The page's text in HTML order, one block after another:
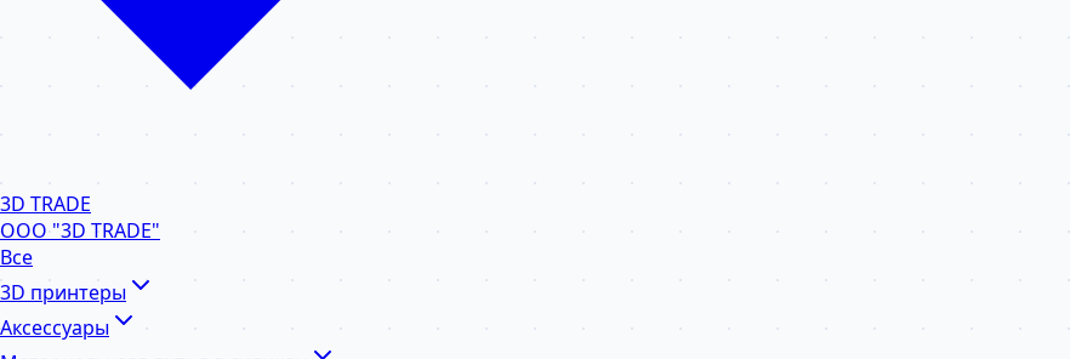
3D TRADE
ООО "3D TRADE"
Все
3D принтеры
Аксессуары